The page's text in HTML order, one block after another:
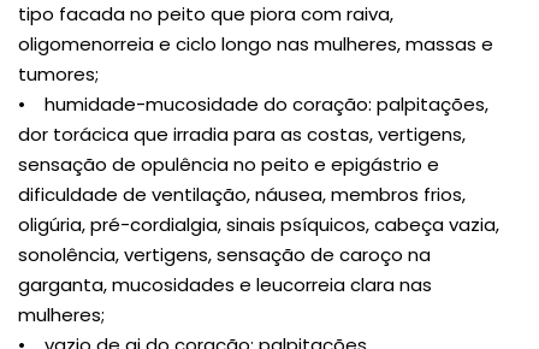
tipo facada no peito que piora com raiva,
oligomenorreia e ciclo longo nas mulheres, massas e
tumores;
• humidade-mucosidade do coração: palpitações,
dor torácica que irradia para as costas, vertigens,
sensação de opulência no peito e epigástrio e
dificuldade de ventilação, náusea, membros frios,
oligúria, pré-cordialgia, sinais psíquicos, cabeça vazia,
sonolência, vertigens, sensação de caroço na
garganta, mucosidades e leucorreia clara nas
mulheres;